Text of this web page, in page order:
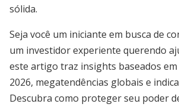
sólida.
Seja você um iniciante em busca de
um investidor experiente querendo
este artigo traz insights baseados em
2026, megatendências globais e
Descubra como proteger seu poder